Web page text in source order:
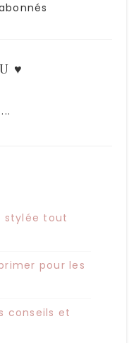
♥
stylée tout
pour les
conseils et